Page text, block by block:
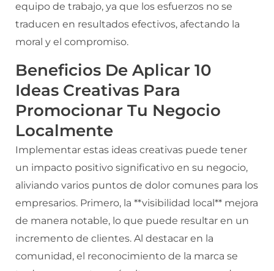
equipo de trabajo, ya que los esfuerzos no se
traducen en resultados efectivos, afectando la
moral y el compromiso.
Beneficios De Aplicar 10
Ideas Creativas Para
Promocionar Tu Negocio
Localmente
Implementar estas ideas creativas puede tener
un impacto positivo significativo en su negocio,
aliviando varios puntos de dolor comunes para los
empresarios. Primero, la **visibilidad local** mejora
de manera notable, lo que puede resultar en un
incremento de clientes. Al destacar en la
comunidad, el reconocimiento de la marca se